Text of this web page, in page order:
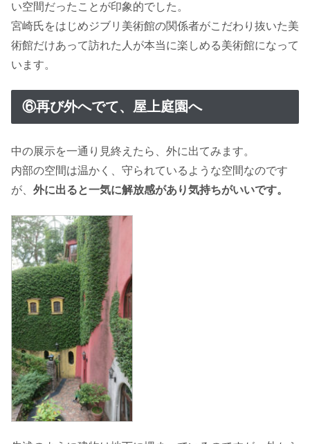
い空間だったことが印象的でした。
宮崎氏をはじめジブリ美術館の関係者がこだわり抜いた美
術館だけあって訪れた人が本当に楽しめる美術館になって
います。
⑥再び外へでて、屋上庭園へ
中の展示を一通り見終えたら、外に出てみます。
内部の空間は温かく、守られているような空間なのです
が、 外に出ると一気に解放感があり気持ちがいいです。